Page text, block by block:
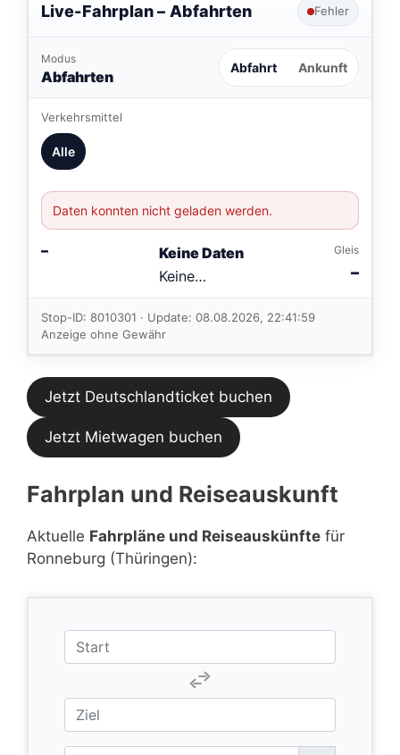
Live-Fahrplan – Abfahrten Fehler
Modus
Abfahrten Abfahrt Ankunft
Verkehrsmittel
Alle
Daten konnten nicht geladen werden.
–
Keine Daten
Keine
Verbindungen
im aktuellen
Feed.
Gleis
–
Stop-ID: 8010301 · Update: 08.08.2026, 22:41:59
Anzeige ohne Gewähr
Jetzt Deutschlandticket buchen
Jetzt Mietwagen buchen
Fahrplan und Reiseauskunft
Aktuelle Fahrpläne und Reiseauskünfte für
Ronneburg (Thüringen):